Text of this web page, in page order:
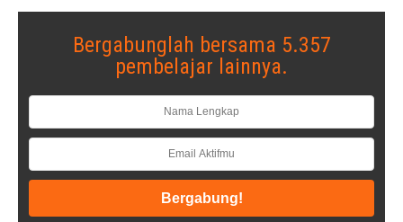
Bergabunglah bersama 5.357
pembelajar lainnya.